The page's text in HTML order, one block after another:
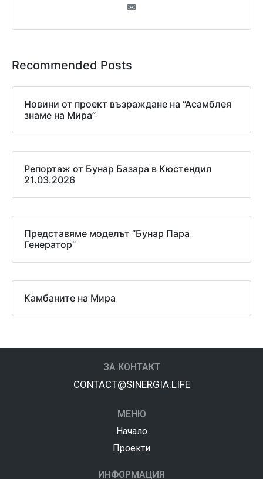
Recommended Posts
Новини от проект възраждане на “Асамблея
знаме на Мира”
Репортаж от Бунар Базара в Кюстендил
21.03.2026
Представяме моделът “Бунар Пара
Генератор”
Камбаните на Мира
ЗА КОНТАКТ
CONTACT@SINERGIA.LIFE
МЕНЮ
Начало
Проекти
ИНФОРМАЦИЯ